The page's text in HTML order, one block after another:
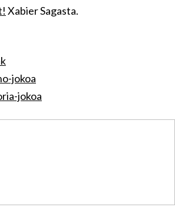
Xabier Sagasta.
jokoa
jokoa